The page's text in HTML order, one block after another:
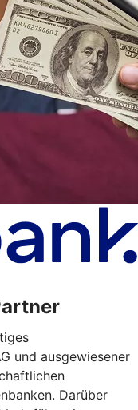
und ausgewiesener
Darüber